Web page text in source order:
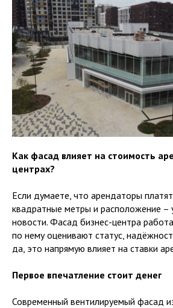
Как фасад влияет на стоимость
центрах?
Если думаете, что арендаторы
квадратные метры и расположение –
новости. Фасад бизнес-центра
по нему оценивают статус,
да, это напрямую влияет на ставки
Первое впечатление стоит денег
Современный вентилируемый фасад